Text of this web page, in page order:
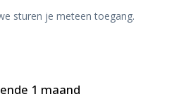
goed getraind zijn en
sturen je meteen toegang.
1 maand